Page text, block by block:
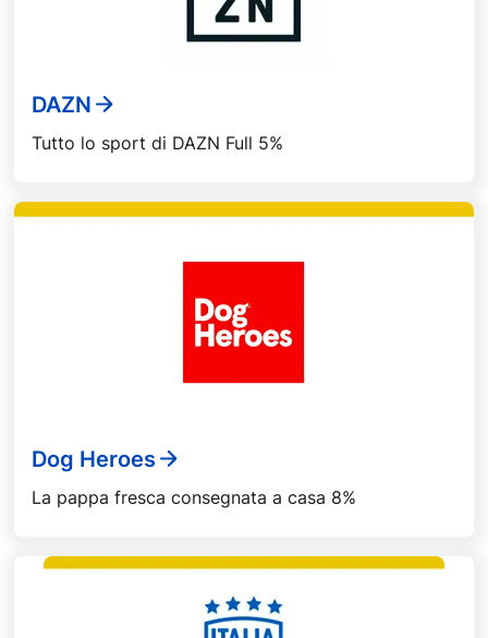
DAZN
Tutto lo sport di DAZN Full 5%
Dog Heroes
La pappa fresca consegnata a casa 8%